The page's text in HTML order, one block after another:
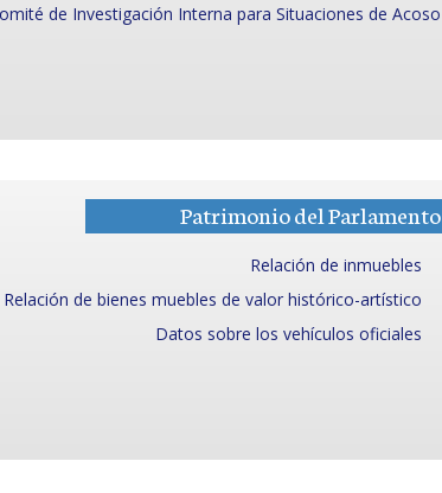
de Investigación Interna para Situaciones de Acoso
Patrimonio del Parlamento
Relación de inmuebles
Relación de bienes muebles de valor histórico-artístico
Datos sobre los vehículos oficiales